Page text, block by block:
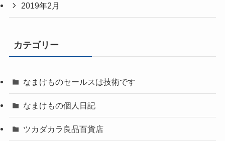
2019年2月
カテゴリー
なまけものセールスは技術です
なまけもの個人日記
ツカダカラ良品百貨店